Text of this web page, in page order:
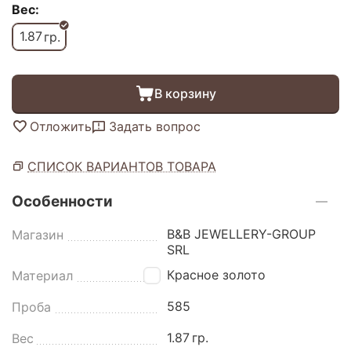
Вес:
1.87гр.
В корзину
Отложить Задать вопрос
СПИСОК ВАРИАНТОВ ТОВАРА
Особенности
Магазин
B&B JEWELLERY-GROUP
SRL
Материал
Красное золото
Проба 585
Вес 1.87 гр.